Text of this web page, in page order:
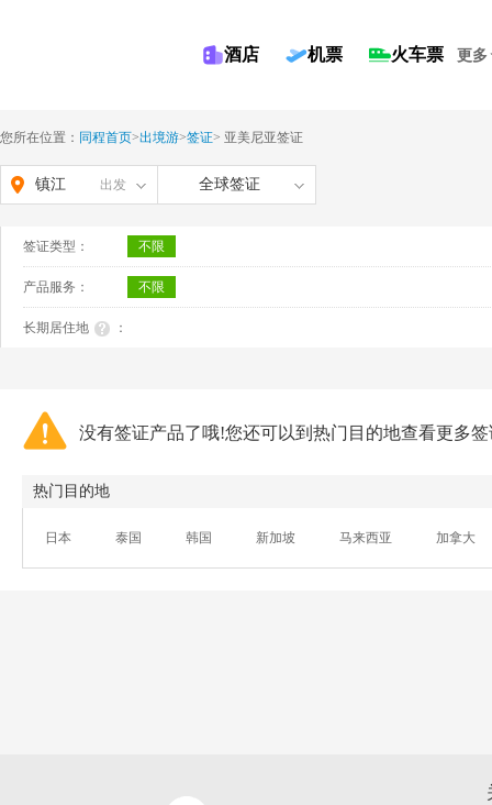
酒店 机票 火车票 更多
您所在位置： 同程首页>出境游>签证> 亚美尼亚签证
镇江 出发 全球签证
签证类型： 不限
产品服务： 不限
长期居住地 ：
没有签证产品了哦!您还可以到热门目的地查看更多
热门目的地
日本 泰国 韩国 新加坡 马来西亚 加拿大